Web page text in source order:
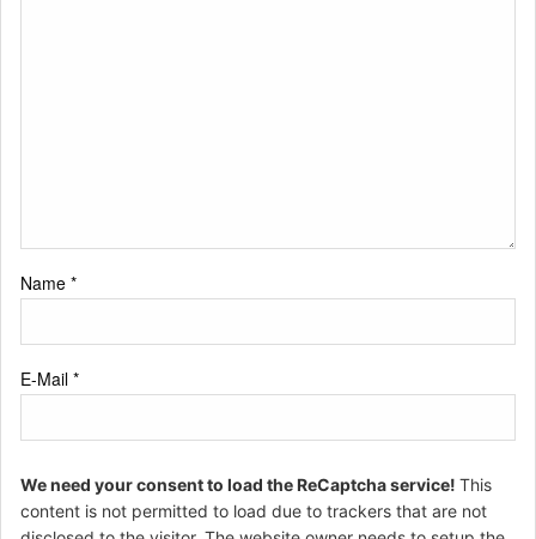
Name *
E-Mail *
We need your consent to load the ReCaptcha service! This
content is not permitted to load due to trackers that are not